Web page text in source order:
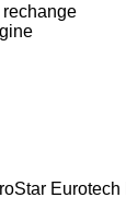
Eurotech